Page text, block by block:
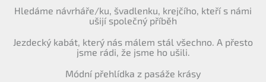
Hledáme návrháře/ku, švadlenku, krejčího, kteří s námi
ušijí společný příběh
Jezdecký kabát, který nás málem stál všechno. A přesto
jsme rádi, že jsme ho ušili.
Módní přehlídka z pasáže krásy